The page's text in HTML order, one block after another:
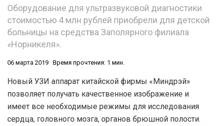
Оборудование для ультразвуковой диагностики
стоимостью 4 млн рублей приобрели для детской
больницы на средства Заполярного филиала
«Норникеля».
06 марта 2019 Время прочтения: 1 мин.
Новый УЗИ аппарат китайской фирмы «Миндрэй»
позволяет получать качественное изображение и
имеет все необходимые режимы для исследования
сердца, головного мозга, органов брюшной полости.